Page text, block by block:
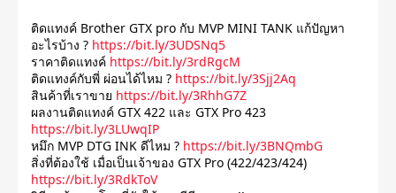
ติดแทงค์ Brother GTX pro กับ MVP MINI TANK แก้ปัญหา
อะไรบ้าง ? https://bit.ly/3UDSNq5
ราคาติดแทงค์ https://bit.ly/3rdRgcM
ติดแทงค์กับพี่ ผ่อนได้ไหม ? https://bit.ly/3Sjj2Aq
สินค้าที่เราขาย https://bit.ly/3RhhG7Z
https://bit.ly/3LUwqIP
หมึก MVP DTG INK ดีไหม ? https://bit.ly/3BNQmbG
https://bit.ly/3RdkToV